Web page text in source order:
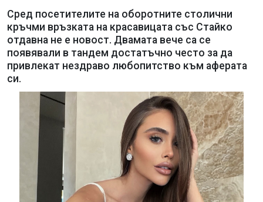
Сред посетителите на оборотните столични
кръчми връзката на красавицата със Стайко
отдавна не е новост. Двамата вече са се
появявали в тандем достатъчно често за да
привлекат нездраво любопитство към аферата
си.